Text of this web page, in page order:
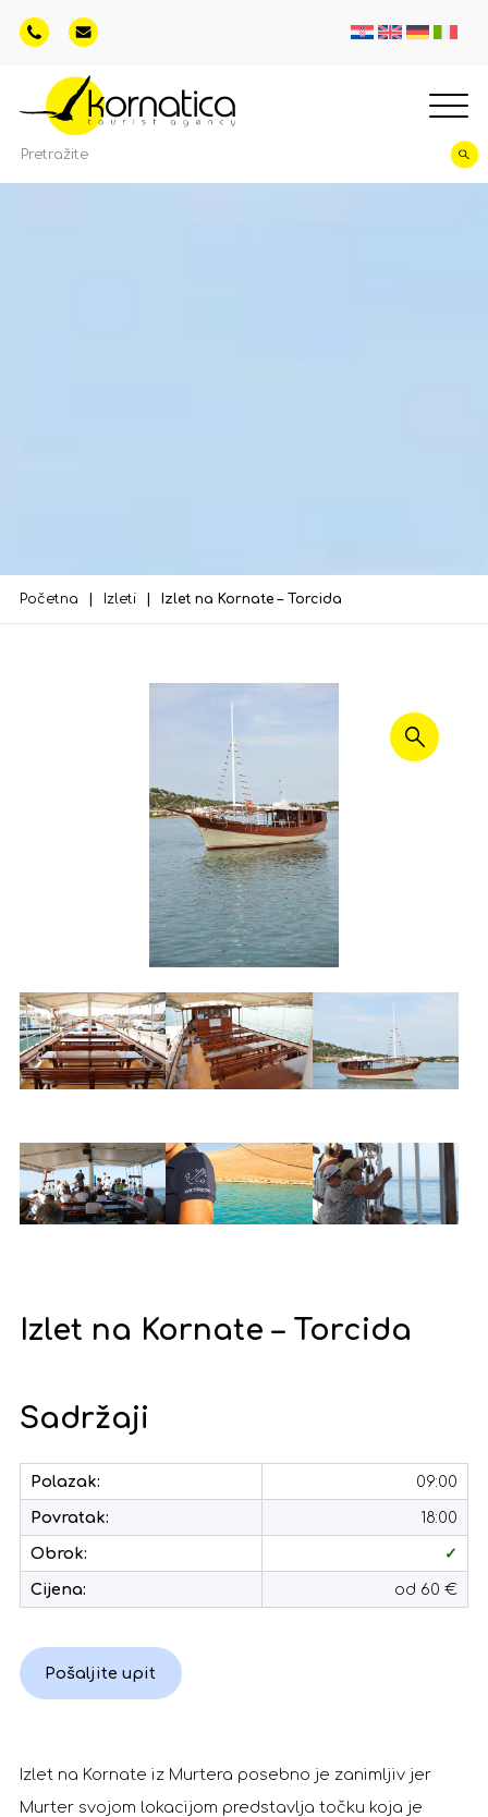
Početna Izleti Izlet na Kornate – Torcida
Izlet na Kornate – Torcida
Sadržaji
Polazak: 09:00
Povratak: 18:00
Obrok: ✓
Cijena: od 60 €
Pošaljite upit
Izlet na Kornate iz Murtera posebno je zanimljiv jer
Murter svojom lokacijom predstavlja točku koja je